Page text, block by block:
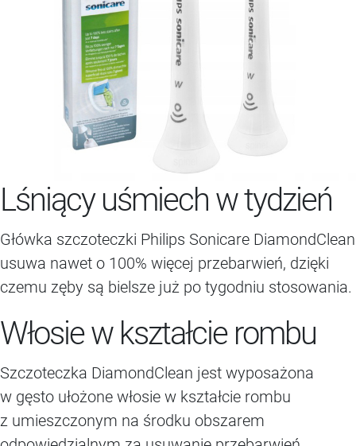
Lśniący uśmiech w tydzień
Główka szczoteczki Philips Sonicare DiamondClean
usuwa nawet o 100% więcej przebarwień, dzięki
czemu zęby są bielsze już po tygodniu stosowania.
Włosie w kształcie rombu
Szczoteczka DiamondClean jest wyposażona
w gęsto ułożone włosie w kształcie rombu
z umieszczonym na środku obszarem